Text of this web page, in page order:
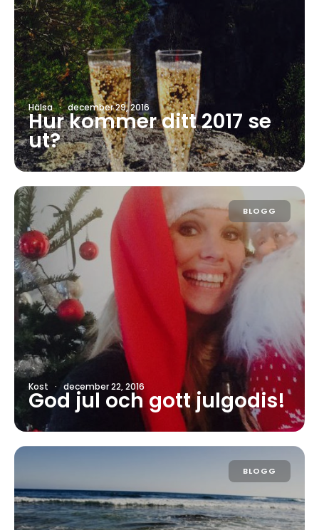
Hälsa · december 29, 2016
Hur kommer ditt 2017 se
ut?
BLOGG
Kost · december 22, 2016
God jul och gott julgodis!
BLOGG